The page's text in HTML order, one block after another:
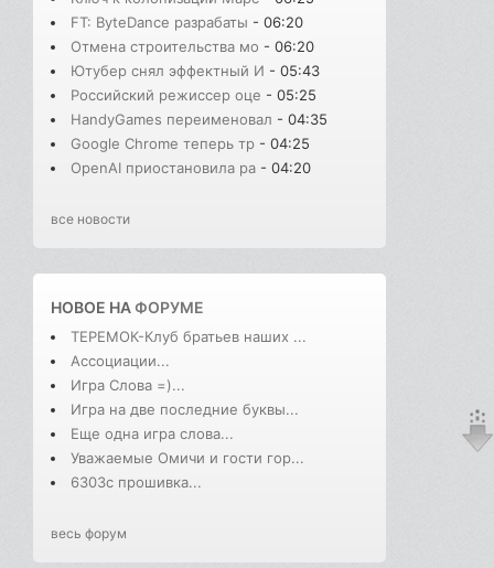
FT: ByteDance разрабаты - 06:20
Отмена строительства мо - 06:20
Ютубер снял эффектный И - 05:43
Российский режиссер оце - 05:25
HandyGames переименовал - 04:35
Google Chrome теперь тр - 04:25
OpenAI приостановила ра - 04:20
все новости
НОВОЕ НАФОРУМЕ
ТЕРЕМОК-Клуб братьев наших ...
Ассоциации...
Игра Слова =)...
Игра на две последние буквы...
Еще одна игра слова...
Уважаемые Омичи и гости гор...
6303с прошивка...
весь форум